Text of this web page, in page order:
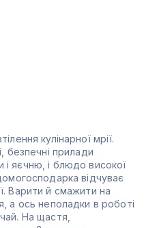
кулінарної мрії.
безпечні прилади
яєчню, і блюдо високої
відчуває
Варити й смажити на
а ось неполадки в роботі
На щастя,